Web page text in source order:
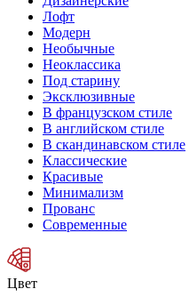
Лофт
Модерн
Необычные
Неоклассика
Под старину
Эксклюзивные
В французском стиле
В английском стиле
В скандинавском стиле
Классические
Красивые
Минимализм
Прованс
Современные
Цвет